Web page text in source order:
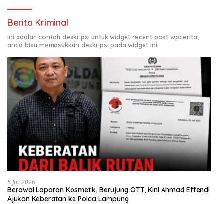
Berita Kriminal
Ini adalah contoh deskripsi untuk widget recent post wpberita,
anda bisa memasukkan deskripsi pada widget ini.
5 Juli 2026
Berawal Laporan Kosmetik, Berujung OTT, Kini Ahmad Effendi
Ajukan Keberatan ke Polda Lampung